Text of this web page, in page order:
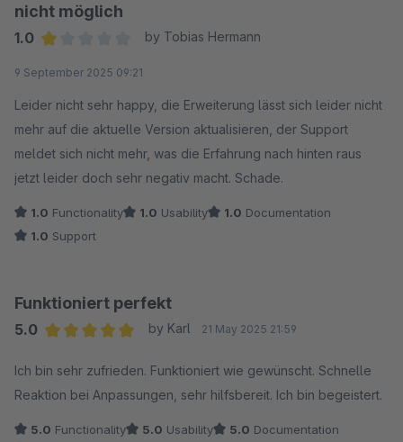
nicht möglich
1.0
by Tobias Hermann
9 September 2025 09:21
Leider nicht sehr happy, die Erweiterung lässt sich leider nicht
mehr auf die aktuelle Version aktualisieren, der Support
meldet sich nicht mehr, was die Erfahrung nach hinten raus
jetzt leider doch sehr negativ macht. Schade.
1.0 Functionality 1.0 Usability 1.0 Documentation
1.0 Support
Funktioniert perfekt
5.0
by Karl 21 May 2025 21:59
Ich bin sehr zufrieden. Funktioniert wie gewünscht. Schnelle
Reaktion bei Anpassungen, sehr hilfsbereit. Ich bin begeistert.
5.0 Functionality 5.0 Usability 5.0 Documentation